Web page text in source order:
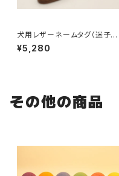
犬用レザーネームタグ（迷子札）
LOVE&PEACE&DOGSオリジ
ナル【受注製作】
¥5,280
その他の商品